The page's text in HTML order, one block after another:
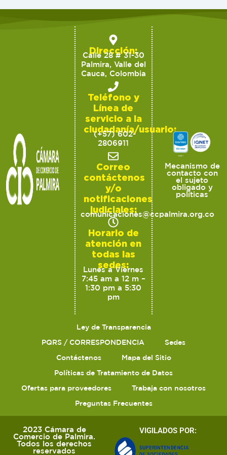
Dirección:
Calle 28 # 31-30
Palmira, Valle del
Cauca, Colombia
Teléfono y
Línea de
servicio a la
ciudadanía/usuario:
(+57) 602-
2806911
Correo
contáctenos
y/o
notificaciones
judiciales:
comunicaciones@ccpalmira.org.co
Horario de
atención en
todas las
sedes:
Lunes a Viernes
7:45 am a 12 m –
1:30 pm a 5:30
pm
Mecanismo de
contacto con
el sujeto
obligado y
políticas
Ley de Transparencia
PQRS / CORRESPONDENCIA
Sedes
Contáctenos
Mapa del Sitio
Políticas de Tratamiento de Datos
Ofertas para proveedores
Trabaja con nosotros
Preguntas Frecuentes
2023 Cámara de
Comercio de Palmira.
Todos los derechos
reservados
VIGILADOS POR: